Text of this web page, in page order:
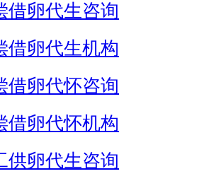
借卵代生咨询
借卵代生机构
借卵代怀咨询
借卵代怀机构
供卵代生咨询